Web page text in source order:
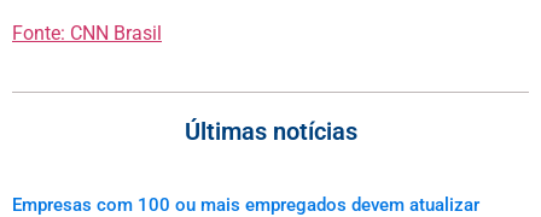
Fonte: CNN Brasil
Últimas notícias
Empresas com 100 ou mais empregados devem atualizar